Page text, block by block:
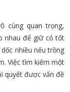
cùng quan trọng,
nhau để giữ cỏ tốt
nhiều nếu trồng
Việc tìm kiếm một
quyết được vấn đề